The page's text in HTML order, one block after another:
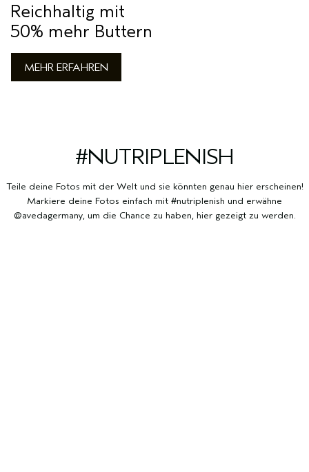
Reichhaltig mit
50% mehr Buttern
MEHR ERFAHREN
#NUTRIPLENISH
Teile deine Fotos mit der Welt und sie könnten genau hier erscheinen!
Markiere deine Fotos einfach mit #nutriplenish und erwähne
@avedagermany, um die Chance zu haben, hier gezeigt zu werden.